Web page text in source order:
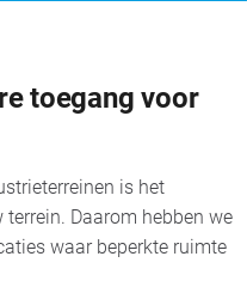
toegang voor
is het
Daarom hebben we
waar beperkte ruimte